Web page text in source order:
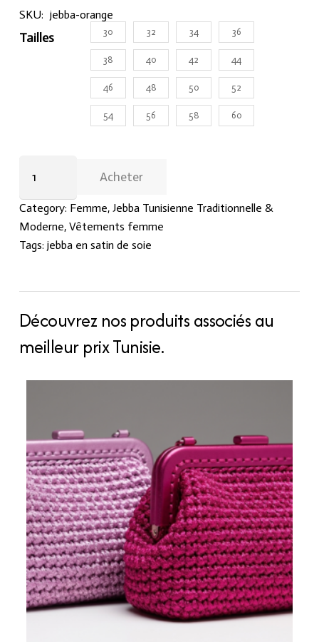
SKU: jebba-orange
Tailles 30 32 34 36
38 40 42 44
46 48 50 52
54 56 58 60
orange
quantity
Acheter
Category: Femme, Jebba Tunisienne Traditionnelle &
Moderne, Vêtements femme
Tags: jebba en satin de soie
Découvrez nos produits associés au
meilleur prix Tunisie.